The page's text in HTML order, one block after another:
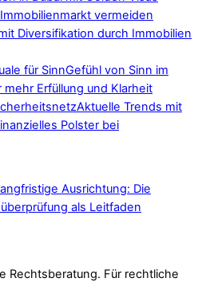
Diversifikation durch Immobilien
Gefühl von Sinn im
Erfüllung und Klarheit
Aktuelle Trends mit
Polster bei
Ausrichtung: Die
als Leitfaden
Rechtsberatung. Für rechtliche